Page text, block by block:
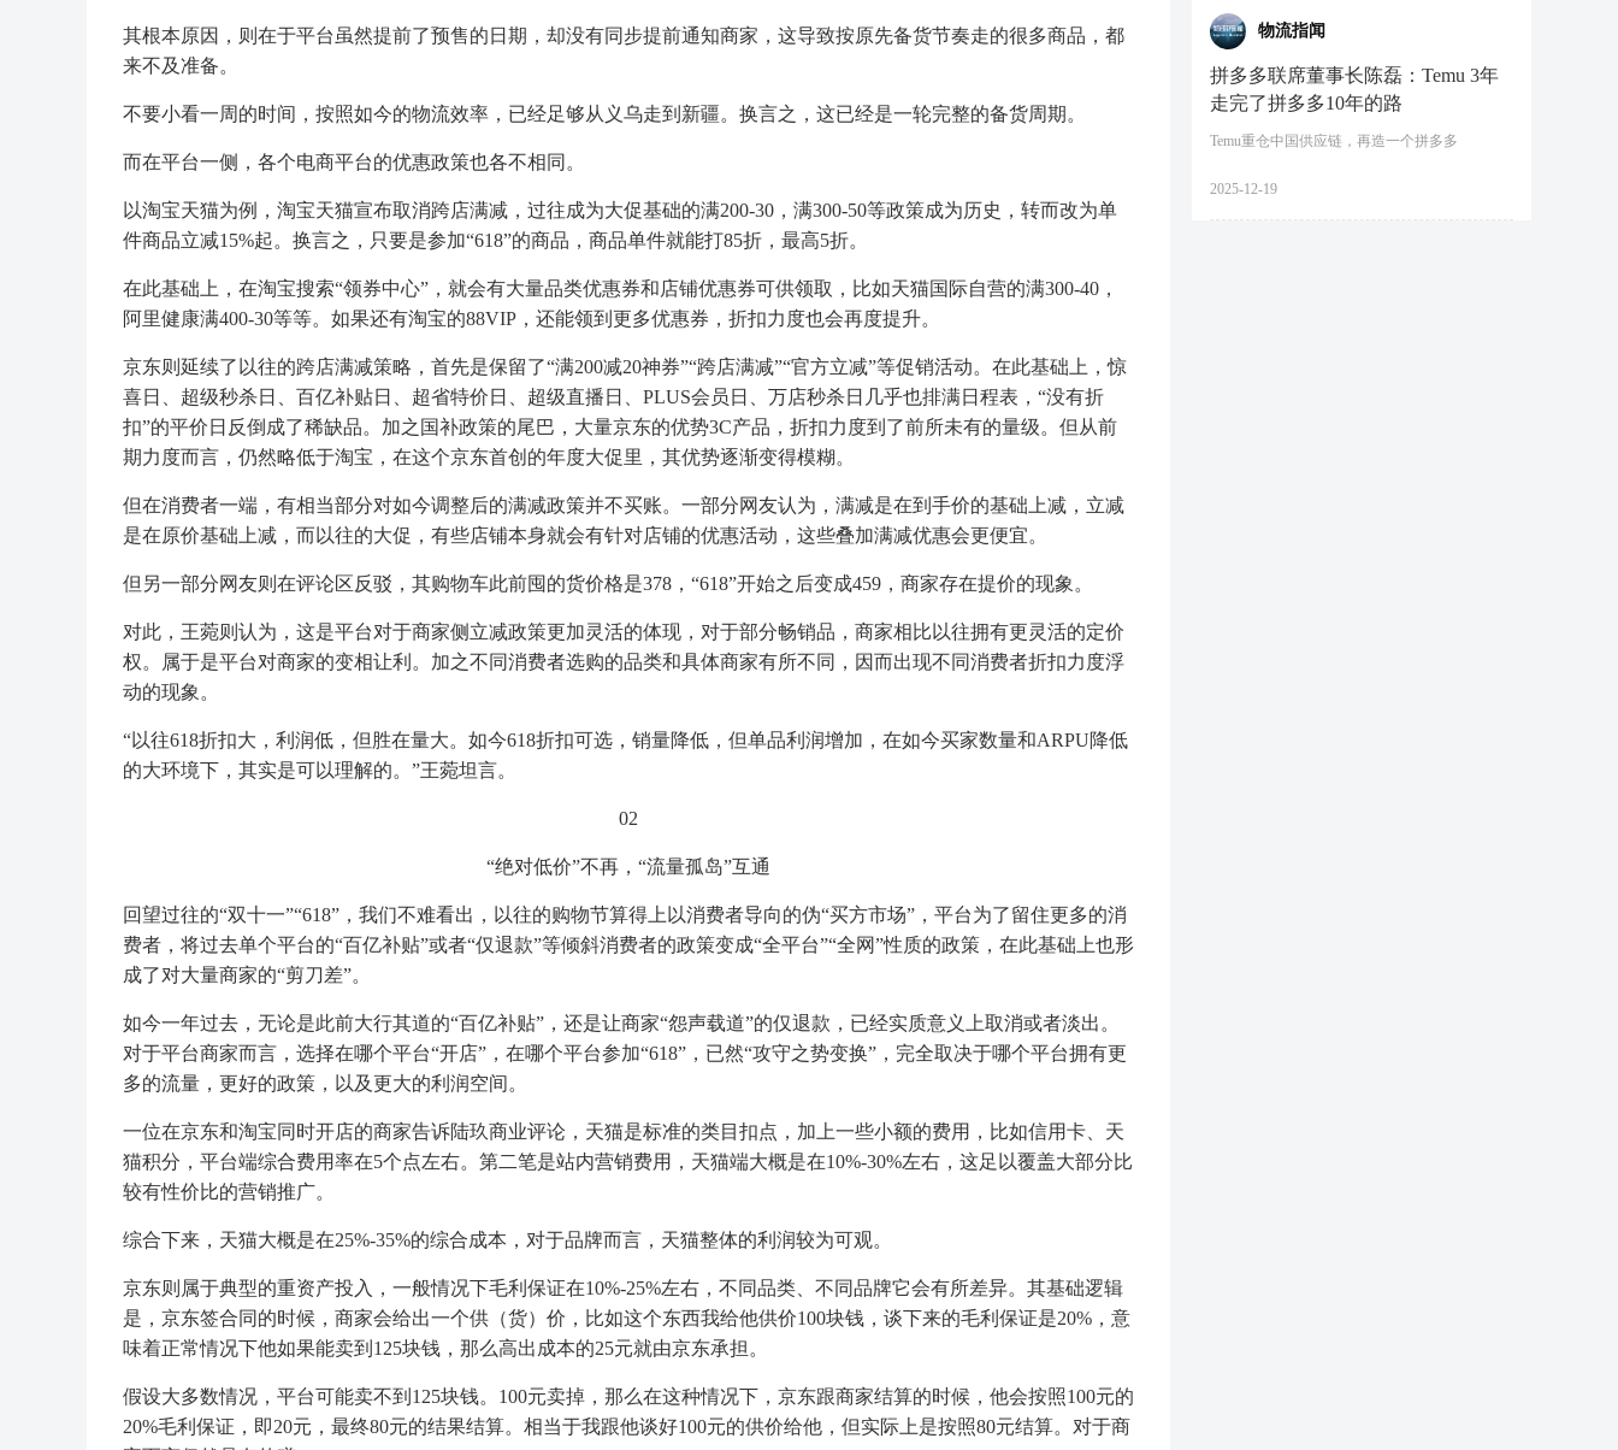
物流指闻
拼多多联席董事长陈磊：Temu 3年
走完了拼多多10年的路
Temu重仓中国供应链，再造一个拼多多
2025-12-19
其根本原因，则在于平台虽然提前了预售的日期，却没有同步提前通知商家，这导致按原先备货节奏走的很多商品，都
来不及准备。
不要小看一周的时间，按照如今的物流效率，已经足够从义乌走到新疆。换言之，这已经是一轮完整的备货周期。
而在平台一侧，各个电商平台的优惠政策也各不相同。
以淘宝天猫为例，淘宝天猫宣布取消跨店满减，过往成为大促基础的满200-30，满300-50等政策成为历史，转而改为单
件商品立减15%起。换言之，只要是参加“618”的商品，商品单件就能打85折，最高5折。
在此基础上，在淘宝搜索“领券中心”，就会有大量品类优惠券和店铺优惠券可供领取，比如天猫国际自营的满300-40，
阿里健康满400-30等等。如果还有淘宝的88VIP，还能领到更多优惠券，折扣力度也会再度提升。
京东则延续了以往的跨店满减策略，首先是保留了“满200减20神券”“跨店满减”“官方立减”等促销活动。在此基础上，惊
喜日、超级秒杀日、百亿补贴日、超省特价日、超级直播日、PLUS会员日、万店秒杀日几乎也排满日程表，“没有折
扣”的平价日反倒成了稀缺品。加之国补政策的尾巴，大量京东的优势3C产品，折扣力度到了前所未有的量级。但从前
期力度而言，仍然略低于淘宝，在这个京东首创的年度大促里，其优势逐渐变得模糊。
但在消费者一端，有相当部分对如今调整后的满减政策并不买账。一部分网友认为，满减是在到手价的基础上减，立减
是在原价基础上减，而以往的大促，有些店铺本身就会有针对店铺的优惠活动，这些叠加满减优惠会更便宜。
但另一部分网友则在评论区反驳，其购物车此前囤的货价格是378，“618”开始之后变成459，商家存在提价的现象。
对此，王菀则认为，这是平台对于商家侧立减政策更加灵活的体现，对于部分畅销品，商家相比以往拥有更灵活的定价
权。属于是平台对商家的变相让利。加之不同消费者选购的品类和具体商家有所不同，因而出现不同消费者折扣力度浮
动的现象。
“以往618折扣大，利润低，但胜在量大。如今618折扣可选，销量降低，但单品利润增加，在如今买家数量和ARPU降低
的大环境下，其实是可以理解的。”王菀坦言。
02
“绝对低价”不再，“流量孤岛”互通
回望过往的“双十一”“618”，我们不难看出，以往的购物节算得上以消费者导向的伪“买方市场”，平台为了留住更多的消
费者，将过去单个平台的“百亿补贴”或者“仅退款”等倾斜消费者的政策变成“全平台”“全网”性质的政策，在此基础上也形
成了对大量商家的“剪刀差”。
如今一年过去，无论是此前大行其道的“百亿补贴”，还是让商家“怨声载道”的仅退款，已经实质意义上取消或者淡出。
对于平台商家而言，选择在哪个平台“开店”，在哪个平台参加“618”，已然“攻守之势变换”，完全取决于哪个平台拥有更
多的流量，更好的政策，以及更大的利润空间。
一位在京东和淘宝同时开店的商家告诉陆玖商业评论，天猫是标准的类目扣点，加上一些小额的费用，比如信用卡、天
猫积分，平台端综合费用率在5个点左右。第二笔是站内营销费用，天猫端大概是在10%-30%左右，这足以覆盖大部分比
较有性价比的营销推广。
综合下来，天猫大概是在25%-35%的综合成本，对于品牌而言，天猫整体的利润较为可观。
京东则属于典型的重资产投入，一般情况下毛利保证在10%-25%左右，不同品类、不同品牌它会有所差异。其基础逻辑
是，京东签合同的时候，商家会给出一个供（货）价，比如这个东西我给他供价100块钱，谈下来的毛利保证是20%，意
味着正常情况下他如果能卖到125块钱，那么高出成本的25元就由京东承担。
假设大多数情况，平台可能卖不到125块钱。100元卖掉，那么在这种情况下，京东跟商家结算的时候，他会按照100元的
20%毛利保证，即20元，最终80元的结果结算。相当于我跟他谈好100元的供价给他，但实际上是按照80元结算。对于商